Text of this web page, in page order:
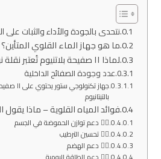
نتحدى بالجودة والأداء والثبات على
ما هو جهاز الماء القلوي المتأين؟
لماذا ١١ صفيحة بلاتنيوم تُعتبر نقلة نوعية؟
عدد وجودة الصفائح الداخلية
جهاز
بالتيتانيوم
فوائد المياه القلوية – ماذا
١️⃣ دعم توازن الحموضة في الجسم
٢️⃣ تحسين الترطيب
٣️⃣ دعم الهضم